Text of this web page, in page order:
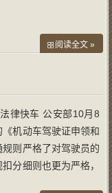
阅读全文 »
律快车 公安部10月8
《机动车驾驶证申领和
则严格了对驾驶员的
分细则也更为严格，